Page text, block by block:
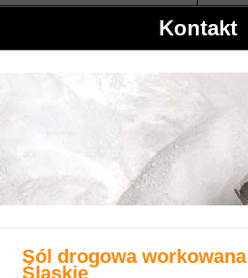
Kontakt
Sól drogowa workowana
Śląskie